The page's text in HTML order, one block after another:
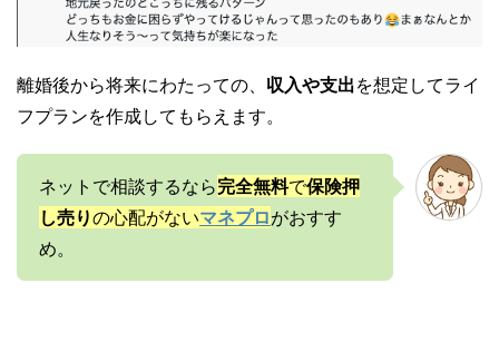
離婚後から将来にわたっての、 収入や支出を想定してライ
フプランを作成してもらえます。
ネットで相談するなら完全無料で保険押
し売りの心配がないマネプロがおすす
め。